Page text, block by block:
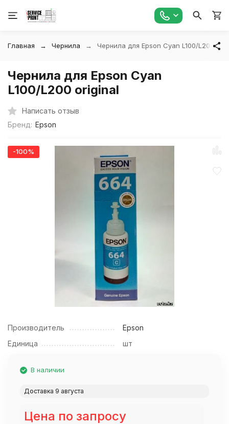
Главная Чернила Чернила для Epson Cyan L100/L200
Чернила для Epson Cyan
L100/L200 original
Написать отзыв
Бренд: Epson
-100%
Производитель
Epson
Единица
шт
В наличии
Доставка 9 августа
Цена по запросу